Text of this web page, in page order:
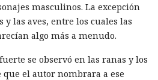
masculinos. La excepción
y las aves, entre los cuales las
algo más a menudo.
se observó en las ranas y los
el autor nombrara a ese